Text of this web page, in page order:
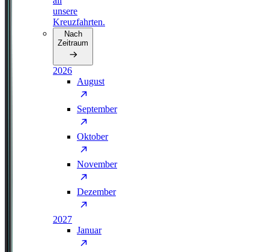
unsere
Kreuzfahrten.
Nach
Zeitraum
2026
August
September
Oktober
November
Dezember
2027
Januar